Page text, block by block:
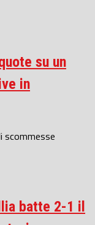
su un
in
scommesse
batte 2-1 il